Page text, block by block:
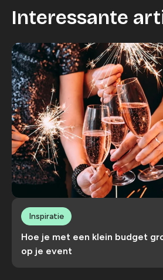
Interessante
Hoe je met een klein budget
op je event
Inspiratie